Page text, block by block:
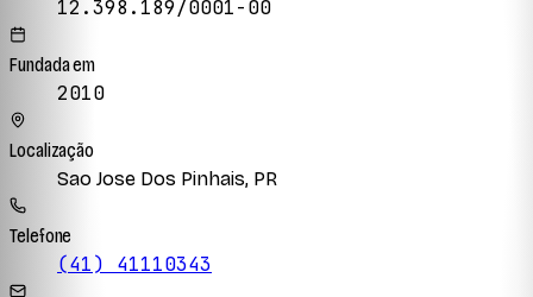
12.398.189/0001-00
Fundada em
2010
Localização
Sao Jose Dos Pinhais, PR
Telefone
(41) 41110343